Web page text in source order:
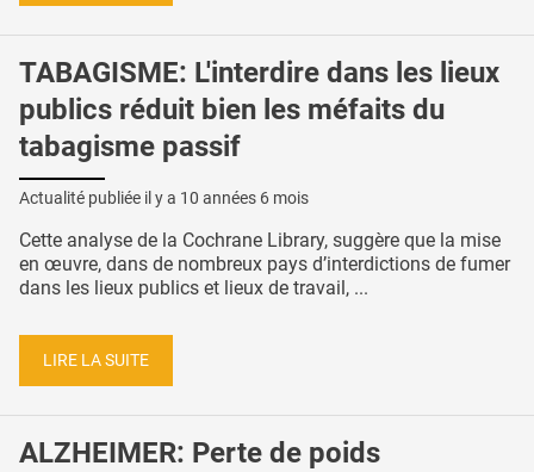
TABAGISME: L'interdire dans les lieux
publics réduit bien les méfaits du
tabagisme passif
Actualité publiée il y a 10 années 6 mois
Cette analyse de la Cochrane Library, suggère que la mise
en œuvre, dans de nombreux pays d’interdictions de fumer
dans les lieux publics et lieux de travail, ...
LIRE LA SUITE
ALZHEIMER: Perte de poids